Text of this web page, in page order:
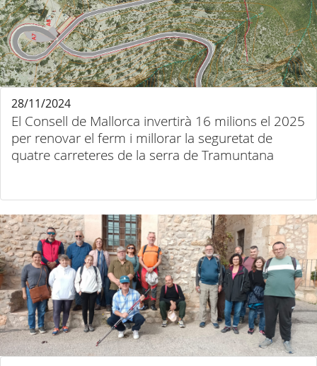
El Consell de Mallorca invertirà 16 milions el 2025
per renovar el ferm i millorar la seguretat de
quatre carreteres de la serra de Tramuntana
28/11/2024